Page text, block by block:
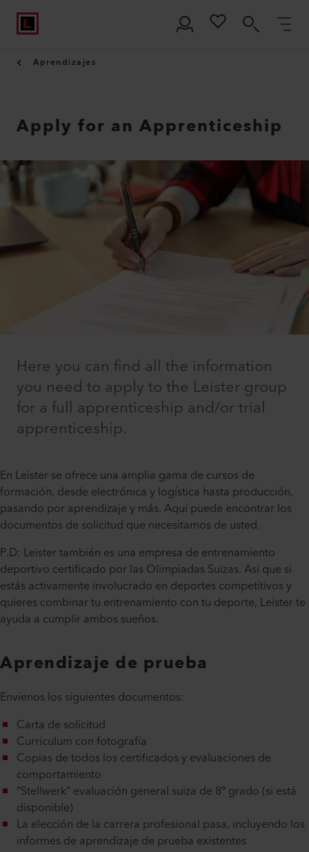
Aprendizajes
Apply for an Apprenticeship
Here you can find all the information
you need to apply to the Leister group
for a full apprenticeship and/or trial
apprenticeship.
En Leister se ofrece una amplia gama de cursos de
formación, desde electrónica y logística hasta producción,
pasando por aprendizaje y más. Aquí puede encontrar los
documentos de solicitud que necesitamos de usted.
P.D: Leister también es una empresa de entrenamiento
deportivo certificado por las Olimpiadas Suizas. Así que si
estás activamente involucrado en deportes competitivos y
quieres combinar tu entrenamiento con tu deporte, Leister te
ayuda a cumplir ambos sueños.
Aprendizaje de prueba
Envíenos los siguientes documentos:
Carta de solicitud
Currículum con fotografía
Copias de todos los certificados y evaluaciones de
comportamiento
"Stellwerk" evaluación general suiza de 8º grado (si está
disponible)
La elección de la carrera profesional pasa, incluyendo los
informes de aprendizaje de prueba existentes